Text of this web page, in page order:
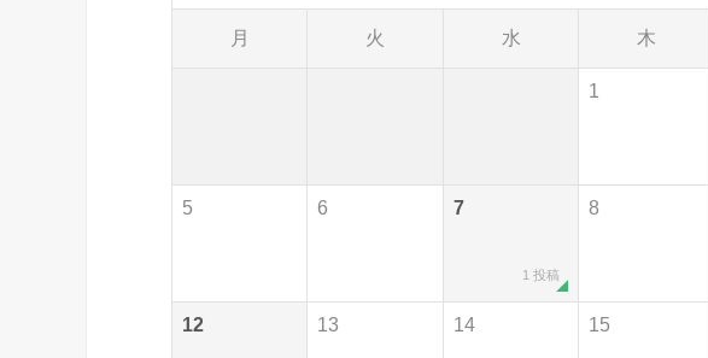
月 火 水 木
1
5 6 7
1 投稿
8
12 13 14 15